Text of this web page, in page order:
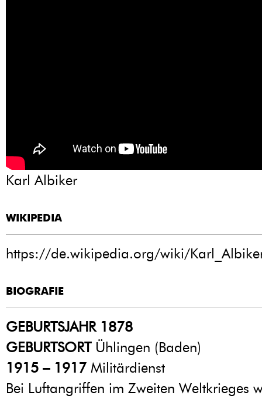
Karl Albiker
WIKIPEDIA
https://de.wikipedia.org/wiki/
BIOGRAFIE
GEBURTSJAHR 1878
GEBURTSORTÜhlingen (Baden)
1915 – 1917 Militärdienst
Bei Luftangriffen im Zweiten Weltkrieges